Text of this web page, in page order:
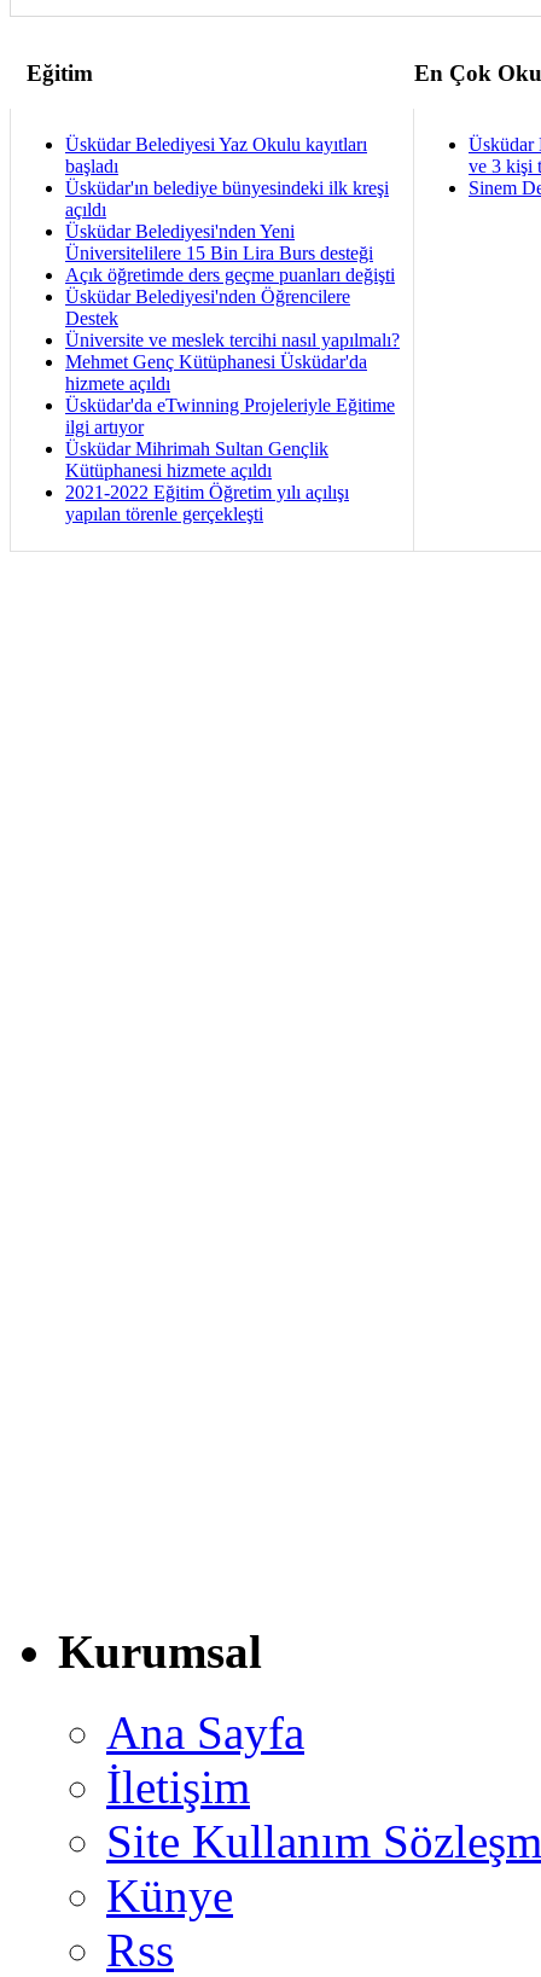
Eğitim En Çok
Üsküdar Belediyesi Yaz Okulu kayıtları
başladı
Üsküdar'ın belediye bünyesindeki ilk kreşi
açıldı
Üsküdar Belediyesi'nden Yeni
Üniversitelilere 15 Bin Lira Burs desteği
Açık öğretimde ders geçme puanları değişti
Üsküdar Belediyesi'nden Öğrencilere
Destek
Üniversite ve meslek tercihi nasıl yapılmalı?
Mehmet Genç Kütüphanesi Üsküdar'da
hizmete açıldı
Üsküdar'da eTwinning Projeleriyle Eğitime
ilgi artıyor
Üsküdar Mihrimah Sultan Gençlik
Kütüphanesi hizmete açıldı
2021-2022 Eğitim Öğretim yılı açılışı
yapılan törenle gerçekleşti
Üsküdar
ve 3 kişi
Sinem
Kurumsal
Ana Sayfa
İletişim
Site Kullanım
Künye
Rss